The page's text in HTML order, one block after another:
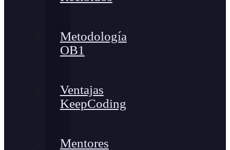
Metodología
OB1
Ventajas
KeepCoding
Mentores